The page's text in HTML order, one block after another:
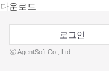
다운로드
로그인
ⓒ AgentSoft Co., Ltd.